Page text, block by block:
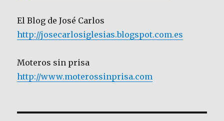
El Blog de José Carlos
http://josecarlosiglesias.blogspot.com.es
Moteros sin prisa
http://www.moterossinprisa.com